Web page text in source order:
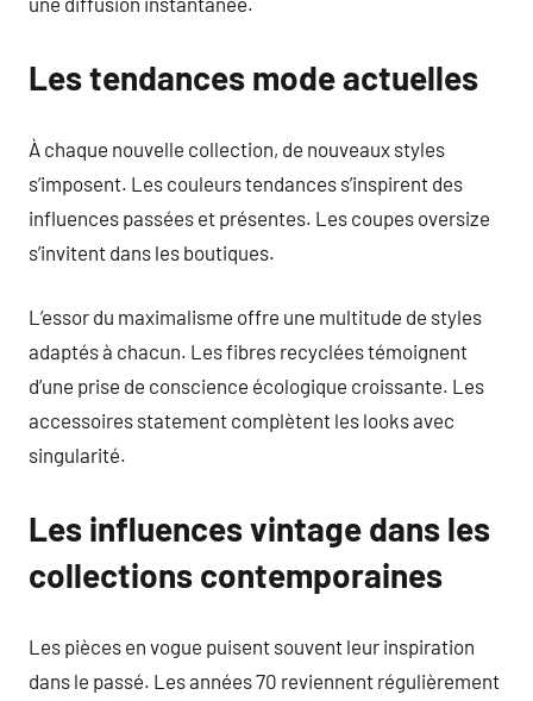
Les tendances mode actuelles
À chaque nouvelle collection, de nouveaux styles
s’imposent. Les couleurs tendances s’inspirent des
influences passées et présentes. Les coupes oversize
s’invitent dans les boutiques.
L’essor du maximalisme offre une multitude de styles
adaptés à chacun. Les fibres recyclées témoignent
d’une prise de conscience écologique croissante. Les
accessoires statement complètent les looks avec
singularité.
Les influences vintage dans les
collections contemporaines
Les pièces en vogue puisent souvent leur inspiration
dans le passé. Les années 70 reviennent régulièrement